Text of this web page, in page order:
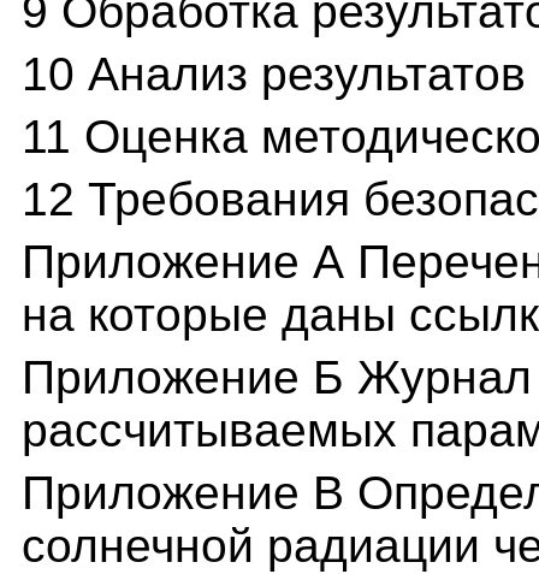
9 Обработка
10 Анализ
11 Оценка
12 Требования
Приложение А
на которые даны
Приложение Б
рассчитываемых
Приложение В
солнечной радиации